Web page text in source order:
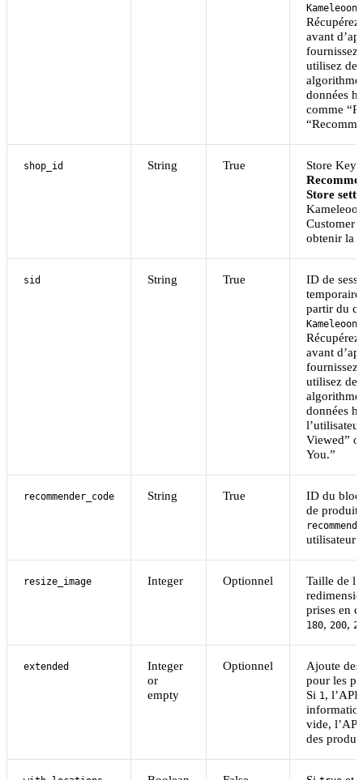
avant
fournissez
utilisez
données
comme
shop_id String True
Store Key.
Store
Customer
obtenir la
sid String True
ID de
partir du
avant
fournissez
utilisez
données
Viewed”
You.”
recommender_code String True
ID du bloc
de
utilisateur
resize_image Integer Optionnel
Taille de
prises en
180, 200,
extended
Integer
or
empty
Optionnel
Ajoute
pour les
Si 1 , l’API
vide,
des